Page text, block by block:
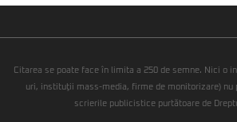
Citarea se poate face în limita a 250 de semne. Nici o
uri, instituţii mass-media, firme de monitorizare) nu
scrierile publicistice purtătoare de